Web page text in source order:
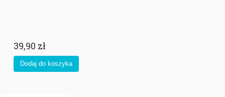
39,90 zł